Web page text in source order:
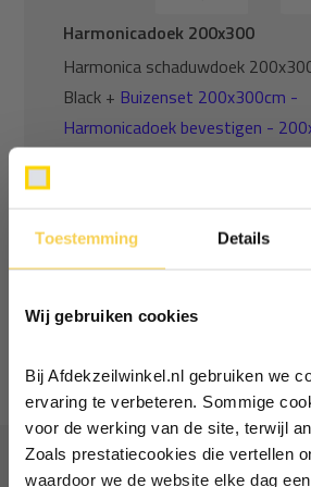
Toestemming Details
Wij gebruiken cookies
Bij Afdekzeilwinkel.nl gebruiken we
ervaring te verbeteren. Sommige
voor de werking van de site, terwijl
Zoals prestatiecookies die vertellen
waardoor we de website elke dag
Harmonicadoek 200x300
Harmonica schaduwdoek
Black + Buizenset 200x300cm -
Harmonicadoek bevestigen -
Staaldraad bevestigingsset
Normaal:
Je bespaart(12% Korting)
Combideal:
Vaak samen gekocht
Ontvang €5,-
Schrijf je in voor de nieuwsbrief en
Vul je e-mailadres in‍⁪⁪
Particulier Zakelijk